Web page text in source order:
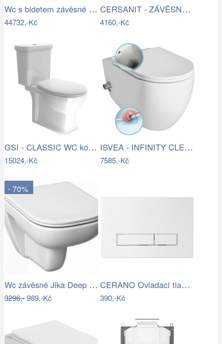
Wc s bidetem závěsné GROHE Sensia Arena…
44732,-Kč
CERSANIT - ZÁVĚSNÁ WC MÍSA ARTECO NEW…
4160,-Kč
GSI - CLASSIC WC kombi, spodní/zadní…
15024,-Kč
ISVEA - INFINITY CLEANWASH závěsná WC…
7585,-Kč
- 70%
Wc závěsné Jika Deep zadní odpad…
3296,-989,-Kč
CERANO Ovladací tlačítko WC modulů Lite…
390,-Kč